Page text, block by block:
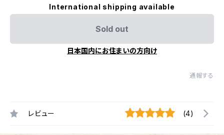
International shipping available
Sold out
日本国内にお住まいの方向け
通報する
レビュー (4)